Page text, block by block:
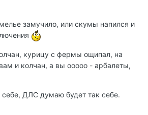
замучило, или скумы напился и
курицу с фермы ощипал, на
и колчан, а вы ооооо - арбалеты,
себе, ДЛС думаю будет так себе.